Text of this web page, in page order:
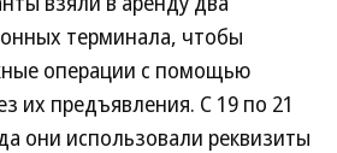
терминала, чтобы
операции с помощью
их предъявления. С 19 по 21
они использовали реквизиты